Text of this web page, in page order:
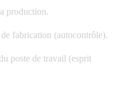
production.
fabrication (autocontrôle).
poste de travail (esprit